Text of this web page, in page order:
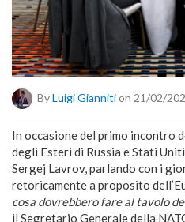
ByLuigi Giannition 21/02/
In occasione del primo incontro
degli Esteri di Russia e Stati
Sergej Lavrov, parlando con i
retoricamente a proposito
cosa dovrebbero fare al tavolo
il Segretario Generale della